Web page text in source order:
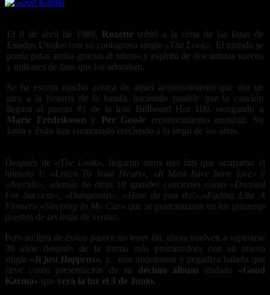
El 8 de abril de 1989, Roxette subió a la cima de las listas de
Estados Unidos con su contagioso single «The Look». El mundo se
ponía patas arriba gracias al talento y espíritu de dos artistas suecos
y millones de fans que los adoraban.
Se ha escrito mucho acerca de aquel acontecimiento que dio un
giro a la historia de la banda, haciendo posible que la canción
llegara al puesto #1 de la lista Billboard Hot 100, otorgando a
Marie Fredriksson y Per Gessle reconocimiento mundial. Su
fama y éxito han continuado creciendo a lo largo de los años.
Después de «The Look», llegaron otros tres hits que ocuparon el
número 1: «Listen To Your Heart», «It Must have been love» y
«Joyride»,
además de otras 10 grandes canciones como «Dressed
For Success», «Dangerous», «How do you do!»,»Fading Like A
Flower»,»Sleeping In My Car» que se posicionaron en los primeros
puestos de las listas de ventas.
Pero su lista de éxitos parece no tener fin, ahora vuelven a superarse
30 años después de la forma más prometedora con su nuevo
single «It just Happens», y, una majestuosa y pegadiza balada que
sirve como presentación de su décimo álbum titulado «Good
Karma» que verá la luz el 3 de Junio.